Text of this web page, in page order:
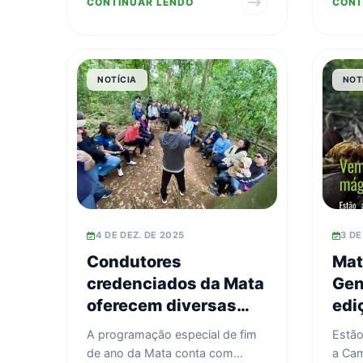
arte, memória e ...
NOTÍCIA
4 DE DEZ. DE 2025
Condutores
credenciados da Mata
oferecem diversas
opções de trilha nos
dias 13 e 14 de
A programação especial de fim
de ano da Mata conta com
3
a